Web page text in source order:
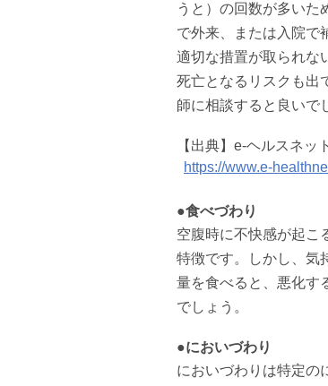
うと）の回数が多いた
で外来、または入院で
適切な措置が取られな
死亡となるリスクも出
師に相談すると良いで
【出典】e-ヘルスネッ
https://www.e-
●食べづわり
空腹時に不快感が起こ
特徴です。しかし、気
量を食べると、悪化す
でしょう。
●においづわり
においづわりは特定の